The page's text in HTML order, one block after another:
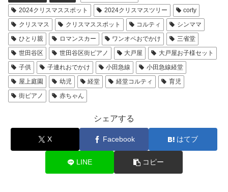
2024クリスマススポット
2024クリスマスツリー
corty
クリスマス
クリスマススポット コルティ
シンママ
ひとり親
ロマンスカー ワンオペおでかけ
三省堂
世田谷区
世田谷区街ピアノ 大戸屋
大戸屋お子様セット
子供
子連れおでかけ 小田急線
小田急線経堂
屋上庭園
幼児 経堂 経堂コルティ
育児
街ピアノ
赤ちゃん
シェアする
X Facebook はてブ
LINE コピー